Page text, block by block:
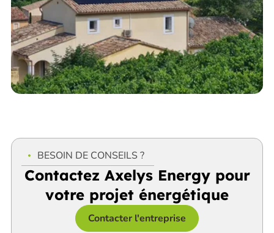
BESOIN DE CONSEILS ?
Contactez Axelys Energy pour
votre projet énergétique
Contacter l'entreprise